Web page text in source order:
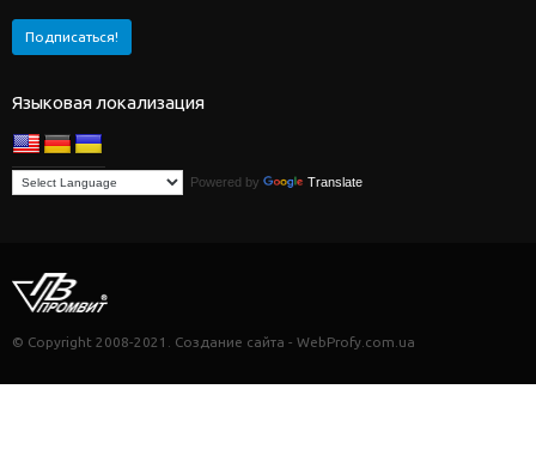
Языковая локализация
Powered by Translate
© Copyright 2008-2021. Создание сайта - WebProfy.com.ua